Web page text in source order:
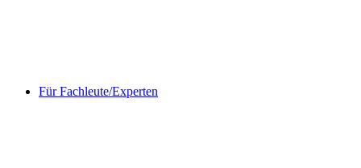
Für Fachleute/Experten